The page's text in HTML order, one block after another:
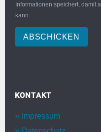
Informationen speichert, damit
kann.
ABSCHICKEN
KONTAKT
Impressum